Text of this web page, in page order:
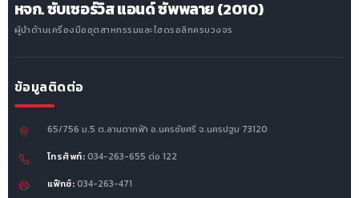
หจก. ซับเซอร์วิส แอนด์ ซัพพลาย (2010)
ผู้นำด้านเครื่องมืออุตสาหกรรมและไฮดรอลิกครบวงจร
ข้อมูลติดต่อ
65/756 ม.5 ต.ลานตากฟ้า อ.นครชัยศรี จ.นครปฐม 73120
โทรศัพท์: 034-263-655 ต่อ 122
แฟ็กซ์: 034-263-471